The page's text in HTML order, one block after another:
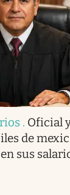
. Oficial
de
sus